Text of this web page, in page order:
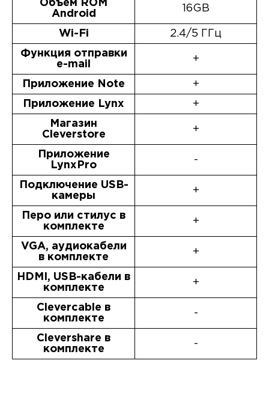
Объем ROM
Android
16GB
Wi-Fi 2.4/5 ГГц
Функция отправки
e-mail
+
Приложение Note +
Приложение Lynx +
Магазин
Cleverstore
+
Приложение
LynxPro
-
Подключение USB-
камеры
+
Перо или стилус в
комплекте
+
VGA, аудиокабели
в комплекте
+
HDMI, USB-кабели в
комплекте
+
Clevercable в
комплекте
-
Clevershare в
комплекте
-